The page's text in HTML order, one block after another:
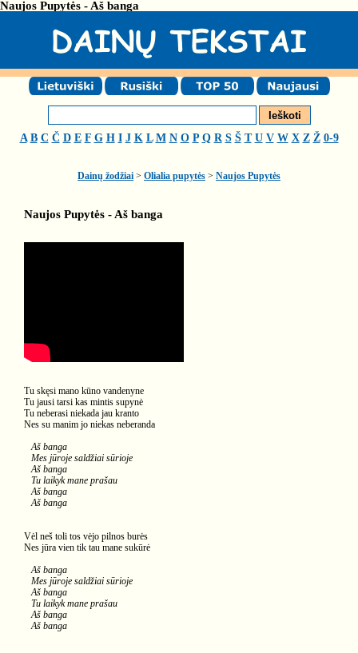
Naujos Pupytės - Aš banga
A B C Č D E F G H I J K L M N O P Q R S Š T U V W X Z Ž 0-9
Dainų žodžiai > Olialia pupytės > Naujos Pupytės
Naujos Pupytės - Aš banga
Tu skęsi mano kūno vandenyne
Tu jausi tarsi kas mintis supynė
Tu neberasi niekada jau kranto
Nes su manim jo niekas neberanda
Aš banga
Mes jūroje saldžiai sūrioje
Aš banga
Tu laikyk mane prašau
Aš banga
Aš banga
Vėl neš toli tos vėjo pilnos burės
Nes jūra vien tik tau mane sukūrė
Aš banga
Mes jūroje saldžiai sūrioje
Aš banga
Tu laikyk mane prašau
Aš banga
Aš banga